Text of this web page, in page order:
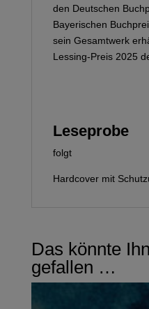
den Deutschen
Bayerischen
sein Gesamtwerk
Lessing-Preis 2025
Leseprobe
folgt
Hardcover mit
Das könnte
gefallen …